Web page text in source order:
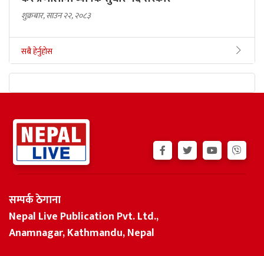
शुक्रबार, साउन २२, २०८३
सबै हेर्नुहोस
सम्पर्क ठेगाना
Nepal Live Publication Pvt. Ltd.,
Anamnagar, Kathmandu, Nepal